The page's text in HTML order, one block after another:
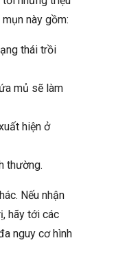
này gồm:
thái trồi
mủ sẽ làm
hiện ở
thường.
Nếu nhận
hãy tới các
nguy cơ hình